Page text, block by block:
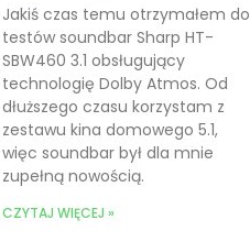
Jakiś czas temu otrzymałem do
testów soundbar Sharp HT-
SBW460 3.1 obsługujący
technologię Dolby Atmos. Od
dłuższego czasu korzystam z
zestawu kina domowego 5.1,
więc soundbar był dla mnie
zupełną nowością.
CZYTAJ WIĘCEJ »